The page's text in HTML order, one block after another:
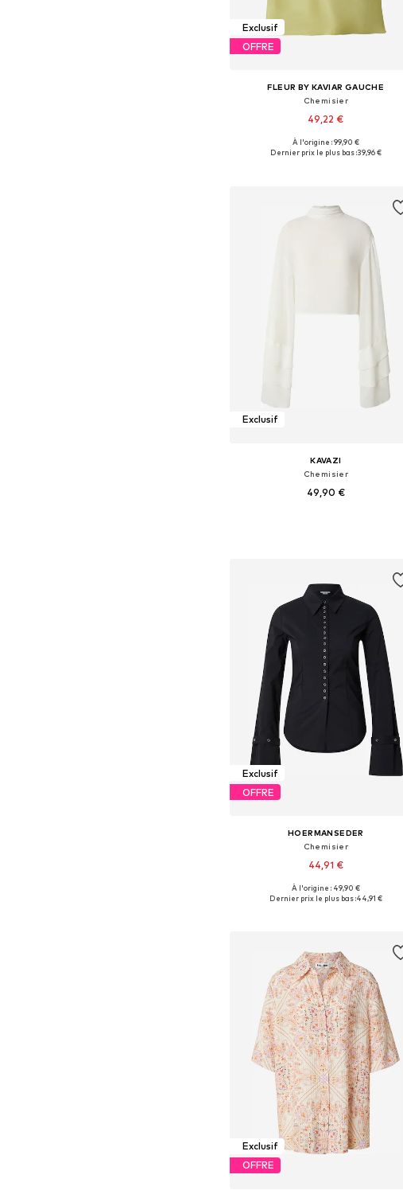
Exclusif
OFFRE
FLEUR BY KAVIAR GAUCHE
Chemisier
49,22 €
Tailles disponibles: XS, S, M, L, XL, XXL
À l'origine : 99,90 €
Dernier prix le plus bas :39,96 €
Exclusif
KAVAZI
Chemisier
49,90 €
Exclusif
OFFRE
HOERMANSEDER
Chemisier
44,91 €
Tailles disponibles: XS, S, M, L, XL
À l'origine : 49,90 €
Dernier prix le plus bas :44,91 €
Exclusif
OFFRE